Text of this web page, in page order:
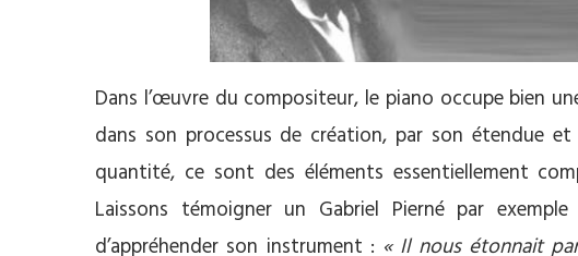
Dans l’œuvre du compositeur, le piano occupe bien
dans son processus de création, par son étendue
quantité, ce sont des éléments essentiellement
Laissons témoigner un Gabriel Pierné par
d’appréhender son instrument : « Il nous étonnait